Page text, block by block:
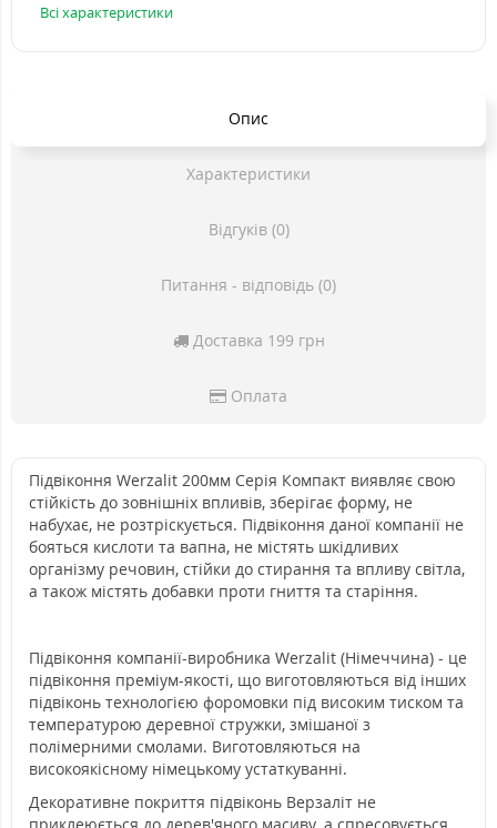
Всі характеристики
Опис
Характеристики
Відгуків (0)
Питання - відповідь (0)
Доставка 199 грн
Оплата
Підвіконня Werzalit 200мм Серія Компакт виявляє свою
стійкість до зовнішніх впливів, зберігає форму, не
набухає, не розтріскується. Підвіконня даної компанії не
бояться кислоти та вапна, не містять шкідливих
організму речовин, стійки до стирання та впливу світла,
а також містять добавки проти гниття та старіння.
Підвіконня компанії-виробника Werzalit (Німеччина) - це
підвіконня преміум-якості, що виготовляються від інших
підвіконь технологією форомовки під високим тиском та
температурою деревної стружки, змішаної з
полімерними смолами. Виготовляються на
високоякісному німецькому устаткуванні.
Декоративне покриття підвіконь Верзаліт не